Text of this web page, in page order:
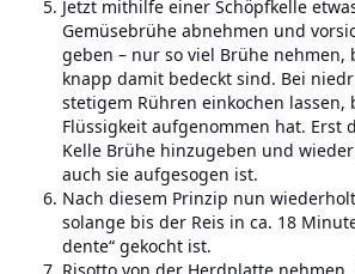
Jetzt mithilfe einer Schöpfkelle
Gemüsebrühe abnehmen und
geben – nur so viel Brühe nehmen,
knapp damit bedeckt sind. Bei
stetigem Rühren einkochen lassen,
Flüssigkeit aufgenommen hat. Erst
Kelle Brühe hinzugeben und
auch sie aufgesogen ist.
Nach diesem Prinzip nun
solange bis der Reis in ca. 18
dente“ gekocht ist.
Risotto von der Herdplatte